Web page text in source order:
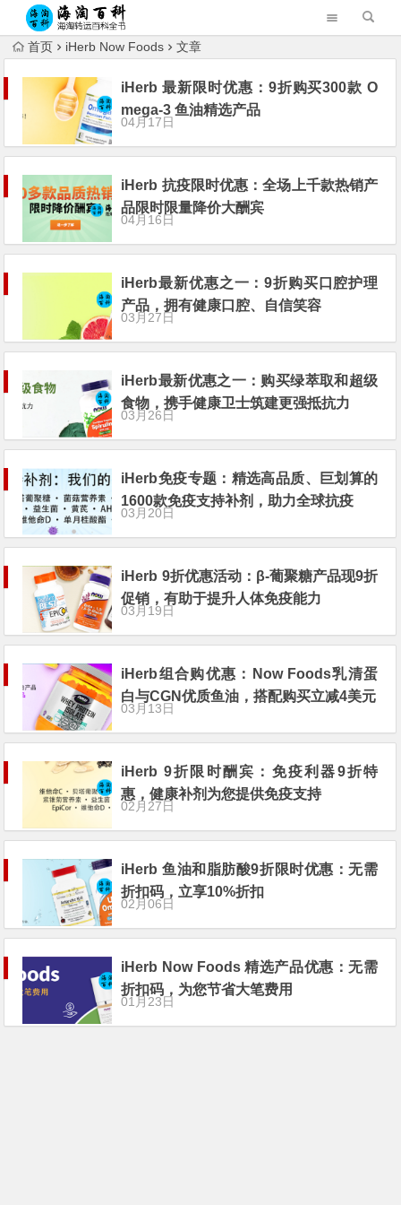
首页 iHerb Now Foods 文章
iHerb 最新限时优惠：9折购买300款 O
mega-3 鱼油精选产品
04月17日
iHerb 抗疫限时优惠：全场上千款热销产
品限时限量降价大酬宾
04月16日
iHerb最新优惠之一：9折购买口腔护理
产品，拥有健康口腔、自信笑容
03月27日
iHerb最新优惠之一：购买绿萃取和超级
食物，携手健康卫士筑建更强抵抗力
03月26日
iHerb免疫专题：精选高品质、巨划算的
1600款免疫支持补剂，助力全球抗疫
03月20日
iHerb 9折优惠活动：β-葡聚糖产品现9折
促销，有助于提升人体免疫能力
03月19日
iHerb组合购优惠：Now Foods乳清蛋
白与CGN优质鱼油，搭配购买立减4美元
03月13日
iHerb 9折限时酬宾：免疫利器9折特
惠，健康补剂为您提供免疫支持
02月27日
iHerb 鱼油和脂肪酸9折限时优惠：无需
折扣码，立享10%折扣
02月06日
iHerb Now Foods 精选产品优惠：无需
折扣码，为您节省大笔费用
01月23日